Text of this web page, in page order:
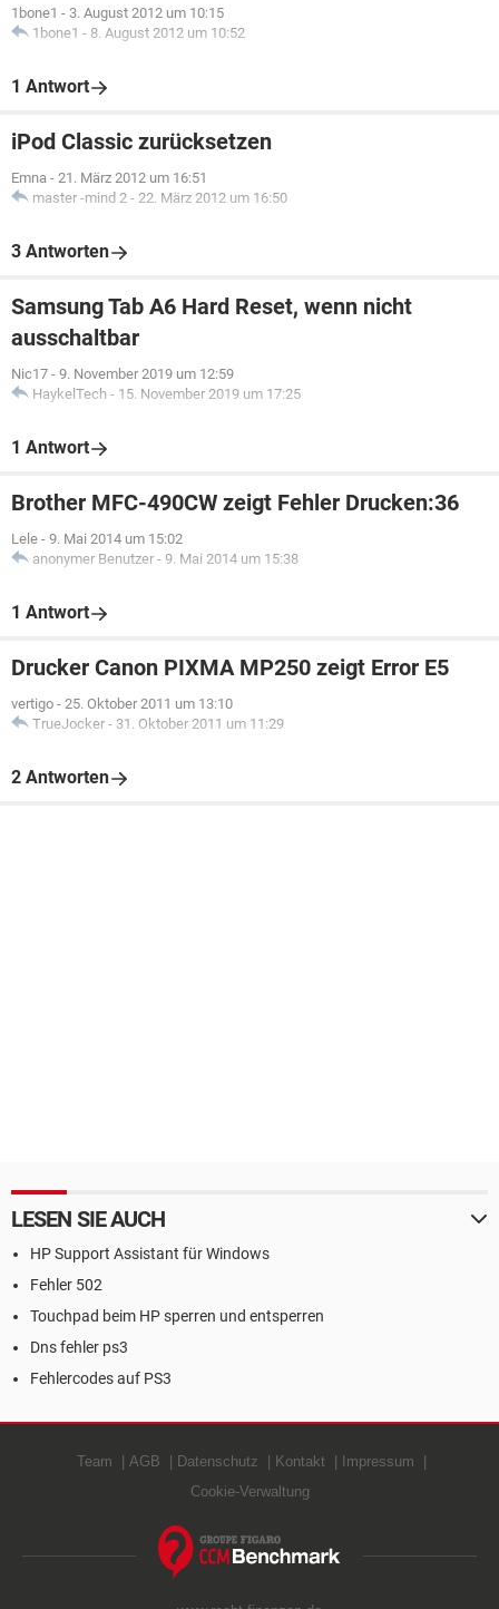
1bone1 - 3. August 2012 um 10:15
1bone1 - 8. August 2012 um 10:52
1 Antwort
iPod Classic zurücksetzen
Emna - 21. März 2012 um 16:51
master -mind 2 - 22. März 2012 um 16:50
3 Antworten
Samsung Tab A6 Hard Reset, wenn nicht
ausschaltbar
Nic17 - 9. November 2019 um 12:59
HaykelTech - 15. November 2019 um 17:25
1 Antwort
Brother MFC-490CW zeigt Fehler Drucken:36
Lele - 9. Mai 2014 um 15:02
anonymer Benutzer - 9. Mai 2014 um 15:38
1 Antwort
Drucker Canon PIXMA MP250 zeigt Error E5
vertigo - 25. Oktober 2011 um 13:10
TrueJocker - 31. Oktober 2011 um 11:29
2 Antworten
LESEN SIE AUCH
HP Support Assistant für Windows
Fehler 502
Touchpad beim HP sperren und entsperren
Dns fehler ps3
Fehlercodes auf PS3
Team AGB Datenschutz Kontakt
Impressum
Cookie-Verwaltung